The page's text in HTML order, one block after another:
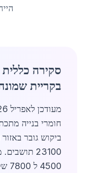
סקירה
בקריית
חומרי בנייה
ביקוש גובר
23100